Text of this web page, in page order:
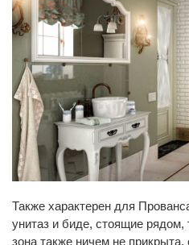
Также характерен для
унитаз и биде, стоящие рядом,
зона также ничем не прикрыта,